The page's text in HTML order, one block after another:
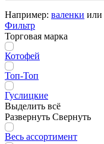
Например: валенки или
Фильтр
Торговая марка
Котофей
Топ-Топ
Гуслицкие
Выделить всё
Развернуть Свернуть
Весь ассортимент